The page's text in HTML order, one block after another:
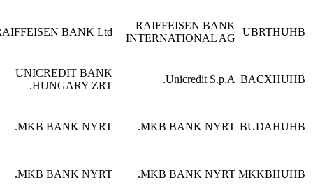
RAIFFEISEN
INTERNATIONAL
RAIFFEISEN BANK Ltd הונגריה צפה
Unicredit
UNICREDIT BANK
HUNGARY ZRT.
הונגריה צפה
MKB BANK
MKB BANK NYRT. הונגריה צפה
MKB BANK
MKB BANK NYRT. הונגריה צפה